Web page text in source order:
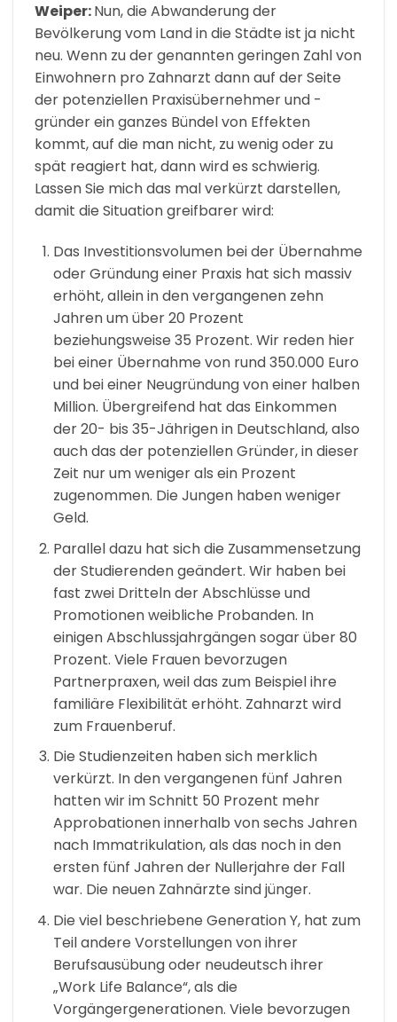
Weiper:Nun, die Abwanderung der
Bevölkerung vom Land in die Städte ist ja nicht
neu. Wenn zu der genannten geringen Zahl von
Einwohnern pro Zahnarzt dann auf der Seite
der potenziellen Praxisübernehmer und -
gründer ein ganzes Bündel von Effekten
kommt, auf die man nicht, zu wenig oder zu
spät reagiert hat, dann wird es schwierig.
Lassen Sie mich das mal verkürzt darstellen,
damit die Situation greifbarer wird:
Das Investitionsvolumen bei der Übernahme
oder Gründung einer Praxis hat sich massiv
erhöht, allein in den vergangenen zehn
Jahren um über 20 Prozent
beziehungsweise 35 Prozent. Wir reden hier
bei einer Übernahme von rund 350.000 Euro
und bei einer Neugründung von einer halben
Million. Übergreifend hat das Einkommen
der 20- bis 35-Jährigen in Deutschland, also
auch das der potenziellen Gründer, in dieser
Zeit nur um weniger als ein Prozent
zugenommen. Die Jungen haben weniger
Geld.
Parallel dazu hat sich die Zusammensetzung
der Studierenden geändert. Wir haben bei
fast zwei Dritteln der Abschlüsse und
Promotionen weibliche Probanden. In
einigen Abschlussjahrgängen sogar über 80
Prozent. Viele Frauen bevorzugen
Partnerpraxen, weil das zum Beispiel ihre
familiäre Flexibilität erhöht. Zahnarzt wird
zum Frauenberuf.
Die Studienzeiten haben sich merklich
verkürzt. In den vergangenen fünf Jahren
hatten wir im Schnitt 50 Prozent mehr
Approbationen innerhalb von sechs Jahren
nach Immatrikulation, als das noch in den
ersten fünf Jahren der Nullerjahre der Fall
war. Die neuen Zahnärzte sind jünger.
Die viel beschriebene Generation Y, hat zum
Teil andere Vorstellungen von ihrer
Berufsausübung oder neudeutsch ihrer
„Work Life Balance“, als die
Vorgängergenerationen. Viele bevorzugen